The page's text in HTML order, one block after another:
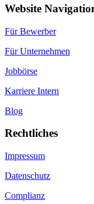
Website
Für Bewerber
Für Unternehmen
Jobbörse
Karriere Intern
Blog
Rechtliches
Impressum
Datenschutz
Complianz